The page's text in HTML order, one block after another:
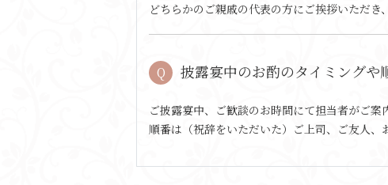
どちらかのご親戚の代表の方にご挨拶いただ
披露宴中のお酌のタイミングや
ご披露宴中、ご歓談のお時間にて担当者がご案
順番は（祝辞をいただいた）ご上司、ご友人、